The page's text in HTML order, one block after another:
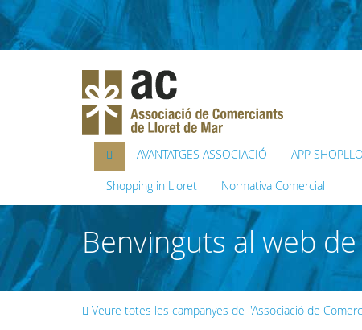
AVANTATGES ASSOCIACIÓ APP
Shopping in Lloret Normativa Comercial
Benvinguts al web
Veure totes les campanyes de l'Associació de